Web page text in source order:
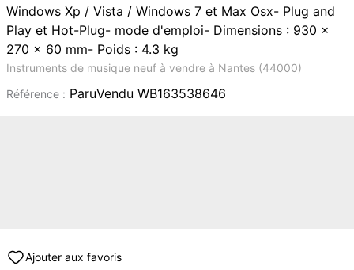
Windows Xp / Vista / Windows 7 et Max Osx- Plug and
Play et Hot-Plug- mode d'emploi- Dimensions : 930 x
270 x 60 mm- Poids : 4.3 kg
Instruments de musique neuf à vendre à Nantes (44000)
Référence : ParuVendu WB163538646
Ajouter aux favoris